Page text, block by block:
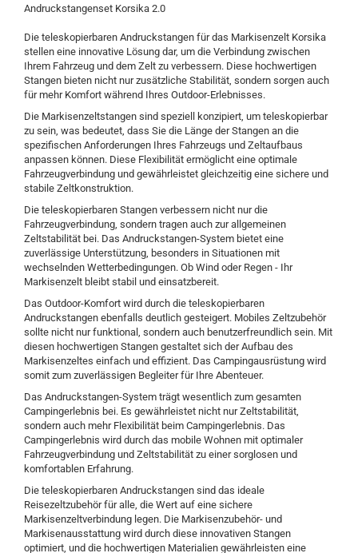
Andruckstangenset Korsika 2.0
Die teleskopierbaren Andruckstangen für das Markisenzelt Korsika
stellen eine innovative Lösung dar, um die Verbindung zwischen
Ihrem Fahrzeug und dem Zelt zu verbessern. Diese hochwertigen
Stangen bieten nicht nur zusätzliche Stabilität, sondern sorgen auch
für mehr Komfort während Ihres Outdoor-Erlebnisses.
Die Markisenzeltstangen sind speziell konzipiert, um teleskopierbar
zu sein, was bedeutet, dass Sie die Länge der Stangen an die
spezifischen Anforderungen Ihres Fahrzeugs und Zeltaufbaus
anpassen können. Diese Flexibilität ermöglicht eine optimale
Fahrzeugverbindung und gewährleistet gleichzeitig eine sichere und
stabile Zeltkonstruktion.
Die teleskopierbaren Stangen verbessern nicht nur die
Fahrzeugverbindung, sondern tragen auch zur allgemeinen
Zeltstabilität bei. Das Andruckstangen-System bietet eine
zuverlässige Unterstützung, besonders in Situationen mit
wechselnden Wetterbedingungen. Ob Wind oder Regen - Ihr
Markisenzelt bleibt stabil und einsatzbereit.
Das Outdoor-Komfort wird durch die teleskopierbaren
Andruckstangen ebenfalls deutlich gesteigert. Mobiles Zeltzubehör
sollte nicht nur funktional, sondern auch benutzerfreundlich sein. Mit
diesen hochwertigen Stangen gestaltet sich der Aufbau des
Markisenzeltes einfach und effizient. Das Campingausrüstung wird
somit zum zuverlässigen Begleiter für Ihre Abenteuer.
Das Andruckstangen-System trägt wesentlich zum gesamten
Campingerlebnis bei. Es gewährleistet nicht nur Zeltstabilität,
sondern auch mehr Flexibilität beim Campingerlebnis. Das
Campingerlebnis wird durch das mobile Wohnen mit optimaler
Fahrzeugverbindung und Zeltstabilität zu einer sorglosen und
komfortablen Erfahrung.
Die teleskopierbaren Andruckstangen sind das ideale
Reisezeltzubehör für alle, die Wert auf eine sichere
Markisenzeltverbindung legen. Die Markisenzubehör- und
Markisenausstattung wird durch diese innovativen Stangen
optimiert, und die hochwertigen Materialien gewährleisten eine